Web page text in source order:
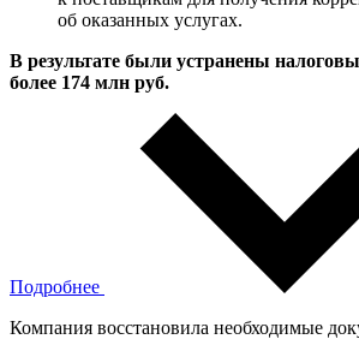
об оказанных услугах.
В результате были устранены
более 174 млн руб.
Подробнее
Компания восстановила необходимые